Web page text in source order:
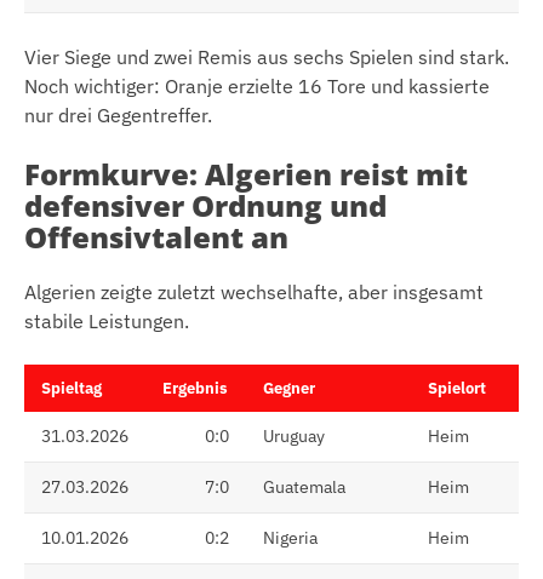
Vier Siege und zwei Remis aus sechs Spielen sind stark.
Noch wichtiger: Oranje erzielte 16 Tore und kassierte
nur drei Gegentreffer.
Formkurve: Algerien reist mit
defensiver Ordnung und
Offensivtalent an
Algerien zeigte zuletzt wechselhafte, aber insgesamt
stabile Leistungen.
Spieltag Ergebnis Gegner Spielort
31.03.2026 0:0 Uruguay Heim
27.03.2026 7:0 Guatemala Heim
10.01.2026 0:2 Nigeria Heim